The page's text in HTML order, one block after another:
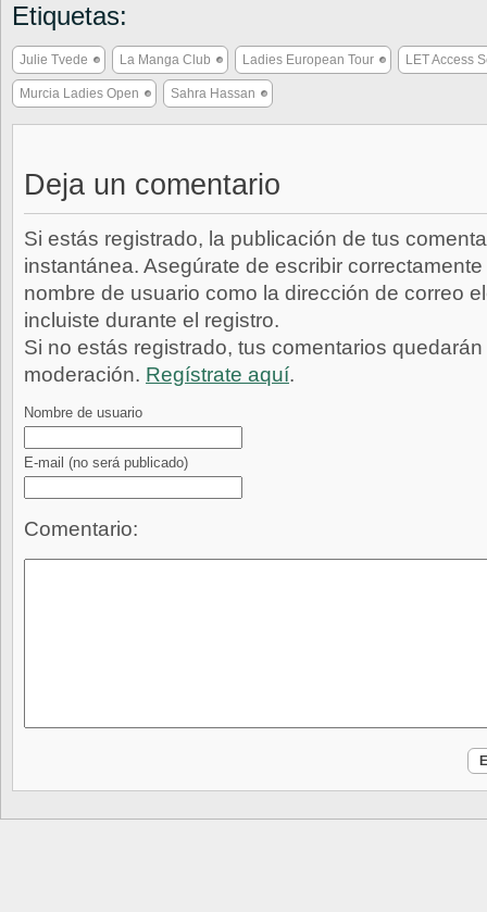
Etiquetas:
Julie Tvede La Manga Club Ladies European Tour LET Access
Murcia Ladies Open Sahra Hassan
Deja un comentario
Si estás registrado, la publicación de tus
instantánea. Asegúrate de escribir
nombre de usuario como la dirección de correo
incluiste durante el registro.
Si no estás registrado, tus comentarios
moderación. Regístrate aquí.
Nombre de usuario
E-mail (no será publicado)
Comentario: